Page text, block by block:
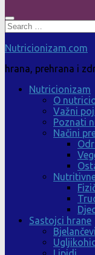
Search
for:
Nutricionizam.com
hrana, prehrana i
Nutricionizam
O
Važni
Poznati
Načini
Sastojci hrane